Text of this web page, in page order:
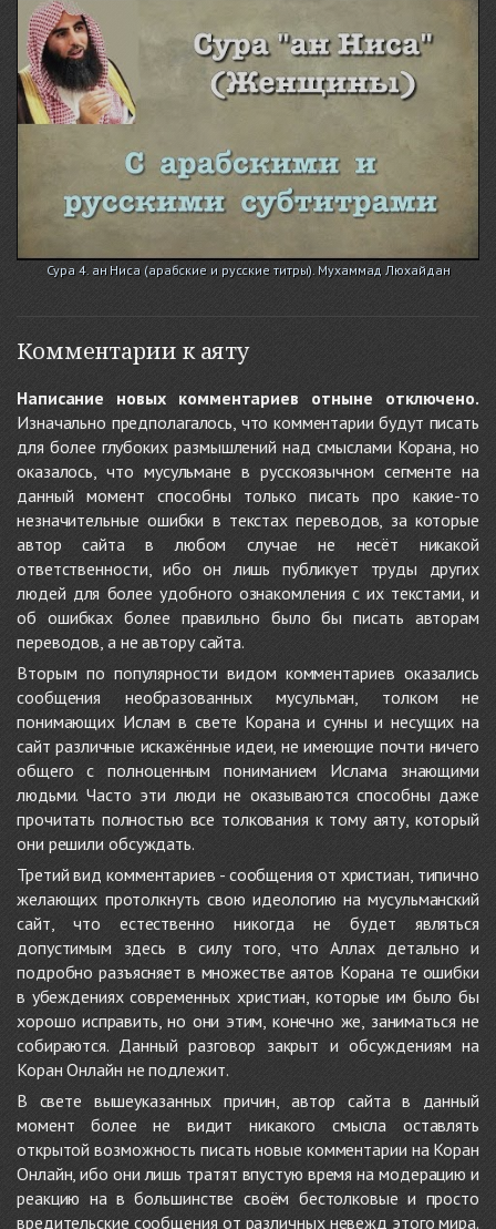
Сура 4. ан Ниса (арабские и русские титры). Мухаммад Люхайдан
Комментарии к аяту
Написание новых комментариев отныне отключено.
Изначально предполагалось, что комментарии будут писать
для более глубоких размышлений над смыслами Корана, но
оказалось, что мусульмане в русскоязычном сегменте на
данный момент способны только писать про какие-то
незначительные ошибки в текстах переводов, за которые
автор сайта в любом случае не несёт никакой
ответственности, ибо он лишь публикует труды других
людей для более удобного ознакомления с их текстами, и
об ошибках более правильно было бы писать авторам
переводов, а не автору сайта.
Вторым по популярности видом комментариев оказались
сообщения необразованных мусульман, толком не
понимающих Ислам в свете Корана и сунны и несущих на
сайт различные искажённые идеи, не имеющие почти ничего
общего с полноценным пониманием Ислама знающими
людьми. Часто эти люди не оказываются способны даже
прочитать полностью все толкования к тому аяту, который
они решили обсуждать.
Третий вид комментариев - сообщения от христиан, типично
желающих протолкнуть свою идеологию на мусульманский
сайт, что естественно никогда не будет являться
допустимым здесь в силу того, что Аллах детально и
подробно разъясняет в множестве аятов Корана те ошибки
в убеждениях современных христиан, которые им было бы
хорошо исправить, но они этим, конечно же, заниматься не
собираются. Данный разговор закрыт и обсуждениям на
Коран Онлайн не подлежит.
В свете вышеуказанных причин, автор сайта в данный
момент более не видит никакого смысла оставлять
открытой возможность писать новые комментарии на Коран
Онлайн, ибо они лишь тратят впустую время на модерацию и
реакцию на в большинстве своём бестолковые и просто
вредительские сообщения от различных невежд этого мира.